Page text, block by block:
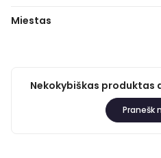
Miestas
Nekokybiškas
Pranešk